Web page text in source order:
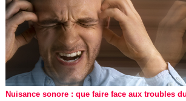
Nuisance sonore : que faire face aux troubles